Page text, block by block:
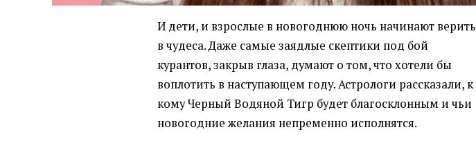
И дети, и взрослые в новогоднюю ночь начинают верить
в чудеса. Даже самые заядлые скептики под бой
курантов, закрыв глаза, думают о том, что хотели бы
воплотить в наступающем году. Астрологи рассказали, к
кому Черный Водяной Тигр будет благосклонным и чьи
новогодние желания непременно исполнятся.